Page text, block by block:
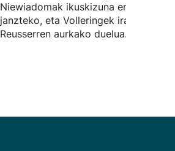
Niewiadomak ikuskizuna eman du
janzteko, eta Volleringek irabazi du
Reusserren aurkako duelua.